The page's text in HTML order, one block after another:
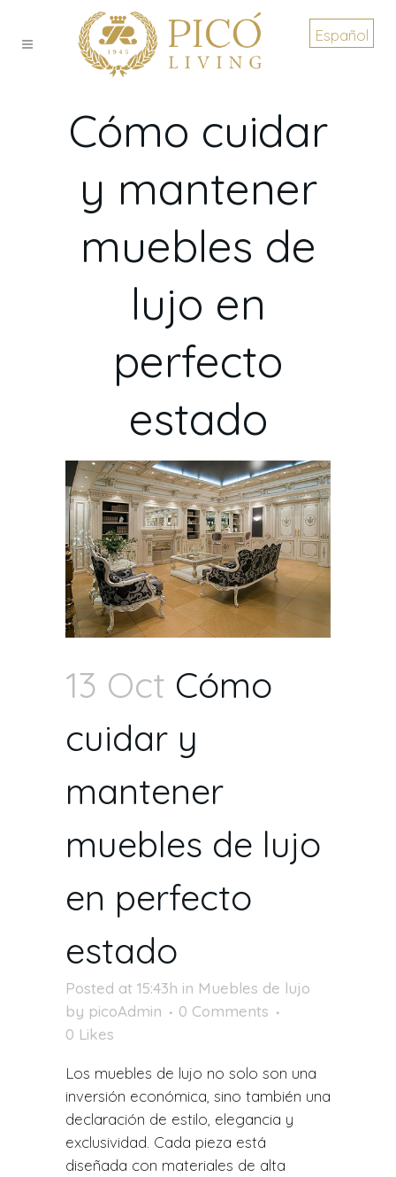
Español
Cómo cuidar
y mantener
muebles de
lujo en
perfecto
estado
13 Oct Cómo
cuidar y
mantener
muebles de lujo
en perfecto
estado
Posted at 15:43h in Muebles de lujo
by picoAdmin
0 Comments
0 Likes
Los muebles de lujo no solo son una
inversión económica, sino también una
declaración de estilo, elegancia y
exclusividad. Cada pieza está
diseñada con materiales de alta